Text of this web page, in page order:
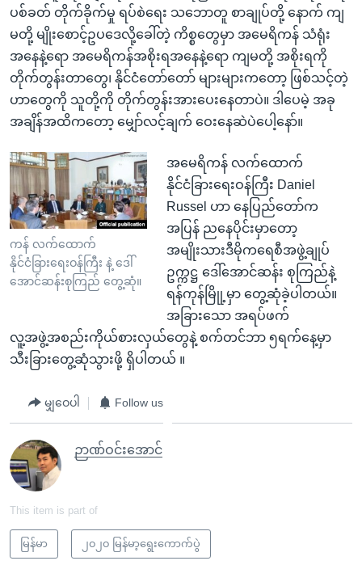
ပစ်ခတ် တိုက်ခိုက်မှု ရပ်စဲရေး သဘောတူ စာချုပ်တို့ နောက် ကျ
မတို့ မျိုးစောင့်ဥပဒေလို့ခေါ်တဲ့ ကိစ္စတွေမှာ အမေရိကန် သံရုံး
အနေနဲ့ရော အမေရိကန်အစိုးရအနေနဲ့ရော ကျမတို့ အစိုးရကို
တိုက်တွန်းတာတွေ၊ နိုင်ငံတော်တော် များများကတော့ ဖြစ်သင့်တဲ့
ဟာတွေကို သူတို့ကို တိုက်တွန်းအားပေးနေတာပဲ။ ဒါပေမဲ့ အခု
အချိန်အထိကတော့ မျှော်လင့်ချက် ဝေးနေဆဲပဲပေါ့နော်။
ကန် လက်ထောက်
နိုင်ငံခြားရေးဝန်ကြီး နဲ့ ဒေါ်
အောင်ဆန်းစုကြည် တွေ့ဆုံ။
အမေရိကန် လက်ထောက်
နိုင်ငံခြားရေးဝန်ကြီး Daniel
Russel ဟာ နေပြည်တော်က
အပြန် ညနေပိုင်းမှာတော့
အမျိုးသားဒီမိုကရေစီအဖွဲ့ချုပ်
ဥက္ကဋ္ဌ ဒေါ်အောင်ဆန်း စုကြည်နဲ့
ရန်ကုန်မြိုု့မှာ တွေ့ဆုံခဲ့ပါတယ်။
အခြားသော အရပ်ဖက်
လူ့အဖွဲ့အစည်းကိုယ်စားလှယ်တွေနဲ့ စက်တင်ဘာ ၅ရက်နေ့မှာ
သီးခြားတွေ့ဆုံသွားဖို့ ရှိပါတယ် ။
မျှဝေပါ Follow us
ဉာဏ်ဝင်းအောင်
This item is part of
မြန်မာ ၂၀၂၀ မြန်မာ့ရွေးကောက်ပွဲ